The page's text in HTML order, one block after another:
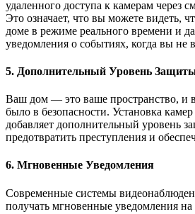
удаленного доступа к камерам через
Это означает, что вы можете видеть,
доме в режиме реального времени и
уведомления о событиях, когда вы не
5. Дополнительный Уровень
Ваш дом — это ваше пространство, и
было в безопасности. Установка
добавляет дополнительный уровень
предотвратить преступления и
6. Мгновенные Уведомления
Современные системы
получать мгновенные уведомления